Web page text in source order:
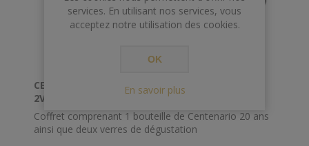
CENTENARIO 70 CL 40° 20 ANS COFFRET +
2VERRES
Coffret comprenant 1 bouteille de Centenario 20 ans
ainsi que deux verres de dégustation
services. En utilisant nos services, vous
acceptez notre utilisation des cookies.
OK
En savoir plus